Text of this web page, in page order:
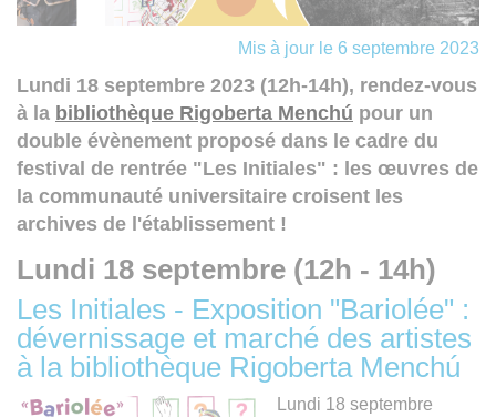
Mis à jour le 6 septembre 2023
Lundi 18 septembre 2023 (12h-14h), rendez-vous
à la bibliothèque Rigoberta Menchú pour un
double évènement proposé dans le cadre du
festival de rentrée "Les Initiales" : les œuvres de
la communauté universitaire croisent les
archives de l'établissement !
Lundi 18 septembre (12h - 14h)
Les Initiales - Exposition "Bariolée" :
dévernissage et marché des artistes
à la bibliothèque Rigoberta Menchú
Lundi 18 septembre